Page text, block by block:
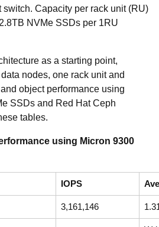
switch. Capacity per rack unit (RU)
NVMe SSDs per 1RU
as a starting point,
nodes, one rack unit and
object performance using
SSDs and Red Hat Ceph
tables.
using Micron 9300
IOPS
3,161,146